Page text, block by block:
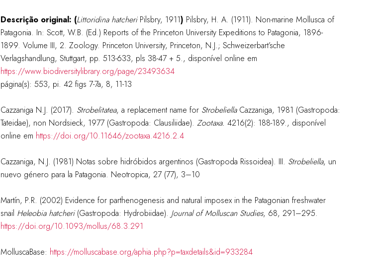
Descrição original: (Littoridina hatcheriPilsbry, 1911) Pilsbry, H. A. (1911). Non-marine Mollusca of
Patagonia. In: Scott, W.B. (Ed.) Reports of the Princeton University Expeditions to Patagonia, 1896-
1899. Volume III, 2. Zoology. Princeton University, Princeton, N.J.; Schweizerbart’sche
Verlagshandlung, Stuttgart, pp. 513-633, pls 38-47 + 5., disponível online em
https://www.biodiversitylibrary.org/page/23493634
página(s): 553, pi. 42 figs 7-7a, 8, 11-13
Cazzaniga N.J. (2017). Strobelitatea, a replacement name for StrobeliellaCazzaniga, 1981 (Gastropoda:
Tateidae), non Nordsieck, 1977 (Gastropoda: Clausiliidae). Zootaxa. 4216(2): 188-189., disponível
online em https://doi.org/10.11646/zootaxa.4216.2.4
Cazzaniga, N.J. (1981) Notas sobre hidróbidos argentinos (Gastropoda Rissoidea). III. Strobeliella, un
nuevo género para la Patagonia. Neotropica, 27 (77), 3–10
Martín, P.R. (2002) Evidence for parthenogenesis and natural imposex in the Patagonian freshwater
snail Heleobia hatcheri (Gastropoda: Hydrobiidae). Journal of Molluscan Studies, 68, 291–295.
https://doi.org/10.1093/mollus/68.3.291
MolluscaBase: https://molluscabase.org/aphia.php?p=taxdetails&id=933284